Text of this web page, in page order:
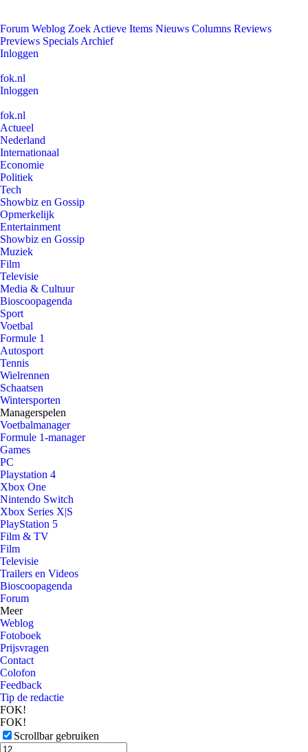
Forum Weblog Zoek Actieve Items Nieuws Columns Reviews
Previews Specials Archief
Inloggen
fok.nl
Inloggen
fok.nl
Actueel
Nederland
Internationaal
Economie
Politiek
Tech
Showbiz en Gossip
Opmerkelijk
Entertainment
Showbiz en Gossip
Muziek
Film
Televisie
Media & Cultuur
Bioscoopagenda
Sport
Voetbal
Formule 1
Autosport
Tennis
Wielrennen
Schaatsen
Wintersporten
Managerspelen
Voetbalmanager
Formule 1-manager
Games
PC
Playstation 4
Xbox One
Nintendo Switch
Xbox Series X|S
PlayStation 5
Film & TV
Film
Televisie
Trailers en Videos
Bioscoopagenda
Forum
Meer
Weblog
Fotoboek
Prijsvragen
Contact
Colofon
Feedback
Tip de redactie
FOK!
FOK!
Scrollbar gebruiken